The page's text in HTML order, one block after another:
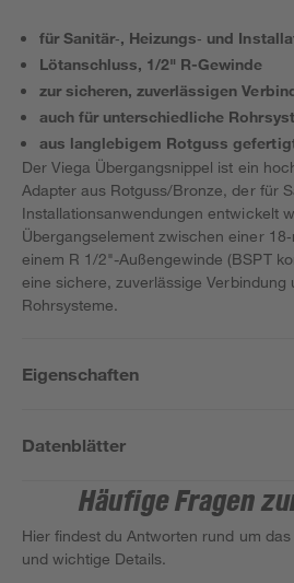
für Sanitär‑, Heizungs‑ und
Lötanschluss, 1/2" R-​Gewinde
zur sicheren, zuverlässigen
auch für unterschiedliche
aus langlebigem Rotguss
Der Viega Übergangsnippel ist ein
Adapter aus Rotguss/Bronze, der für
Installationsanwendungen entwickelt
Übergangselement zwischen einer
einem R 1/2"-Außengewinde (BSPT
eine sichere, zuverlässige Verbindung
Rohrsysteme.
Eigenschaften
Datenblätter
Häufige Fragen
Hier findest du Antworten rund um
und wichtige Details.